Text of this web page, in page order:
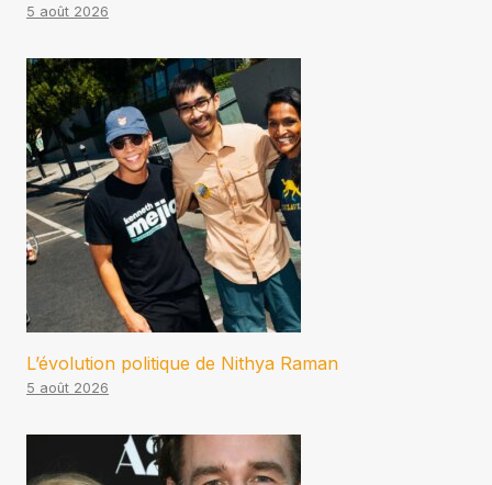
5 août 2026
L’évolution politique de Nithya Raman
5 août 2026